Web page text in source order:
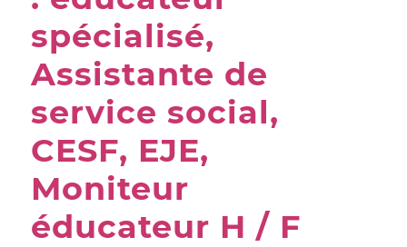
spécialisé,
Assistante de
service social,
CESF, EJE,
Moniteur
éducateur H / F